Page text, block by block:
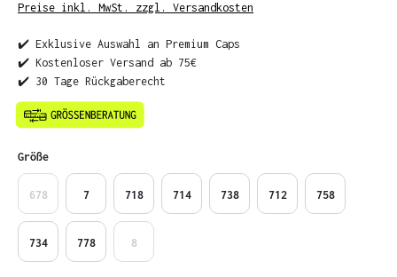
Preise inkl. MwSt. zzgl. Versandkosten
✔️ Exklusive Auswahl an Premium Caps
✔️ Kostenloser Versand ab 75€
✔️ 30 Tage Rückgaberecht
Größeauswählen
678 7 718 714 738 712 758
734 778 8